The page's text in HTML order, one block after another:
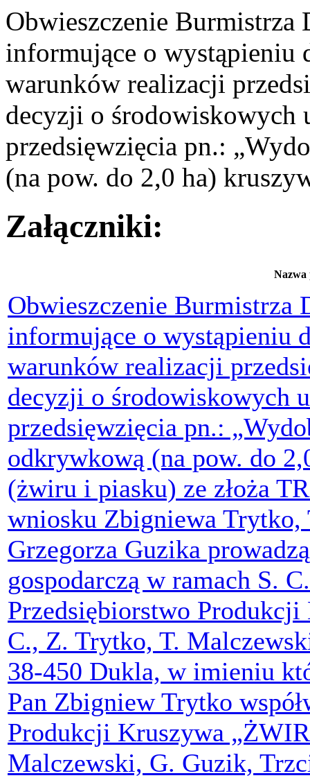
Obwieszczenie
informujące o wystąpieniu
warunków realizacji
decyzji o środowiskowych
przedsięwzięcia pn.:
(na pow. do 2,0 ha)
Załączniki:
Obwieszczenie Burmistrza
informujące o wystąpieniu
warunków realizacji
decyzji o środowiskowych
przedsięwzięcia pn.:
odkrywkową (na pow. do
(żwiru i piasku) ze złoża
wniosku Zbigniewa Trytko,
Grzegorza Guzika
gospodarczą w ramach S.
Przedsiębiorstwo
C., Z. Trytko, T.
38-450 Dukla, w imieniu
Pan Zbigniew Trytko
Produkcji Kruszywa
Malczewski, G. Guzik,